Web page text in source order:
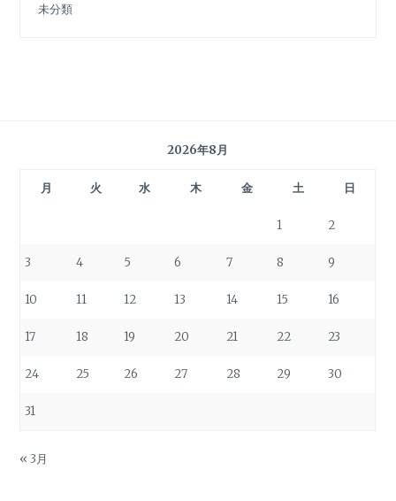
未分類
2026年8月
月 火 水 木 金 土 日
1 2
3 4 5 6 7 8 9
10 11 12 13 14 15 16
17 18 19 20 21 22 23
24 25 26 27 28 29 30
31
« 3月